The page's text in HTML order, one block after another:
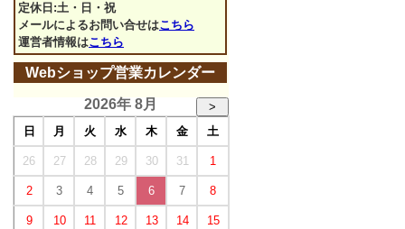
定休日:土・日・祝
メールによるお問い合せはこちら
運営者情報はこちら
Webショップ営業カレンダー
2026年 8月
>
日
月 火 水 木 金 土
26 27 28 29 30 31 1
2 3 4 5 6 7 8
9 10 11 12 13 14 15